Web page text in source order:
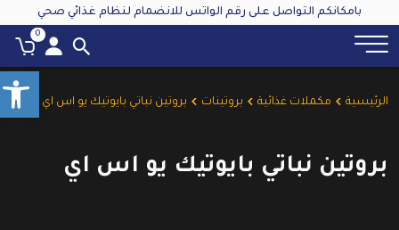
بامكانكم التواصل على رقم الواتس للانضمام لنظام غذائي صحي
0
الرئيسية مكملات غذائية بروتينات بروتين نباتي بايوتيك يو اس اي
بروتين نباتي بايوتيك يو اس اي